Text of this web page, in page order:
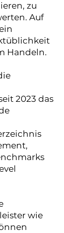
zu
Auf
Handeln.
2023 das
wie